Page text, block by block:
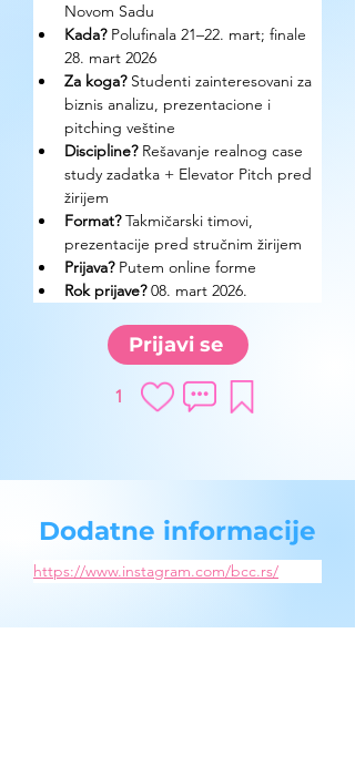
Novom Sadu
Kada? Polufinala 21–22. mart; finale
28. mart 2026
Za koga? Studenti zainteresovani za
biznis analizu, prezentacione i
pitching veštine
Discipline? Rešavanje realnog case
study zadatka + Elevator Pitch pred
žirijem
Format? Takmičarski timovi,
prezentacije pred stručnim žirijem
Prijava? Putem online forme
Rok prijave? 08. mart 2026.
Prijavi se
1
Dodatne informacije
https://www.instagram.com/bcc.rs/